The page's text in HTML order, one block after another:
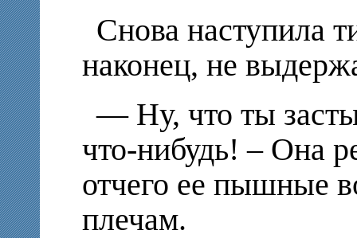
Снова наступила
наконец, не
— Ну, что ты
что-нибудь! – Она
отчего ее пышные
плечам.